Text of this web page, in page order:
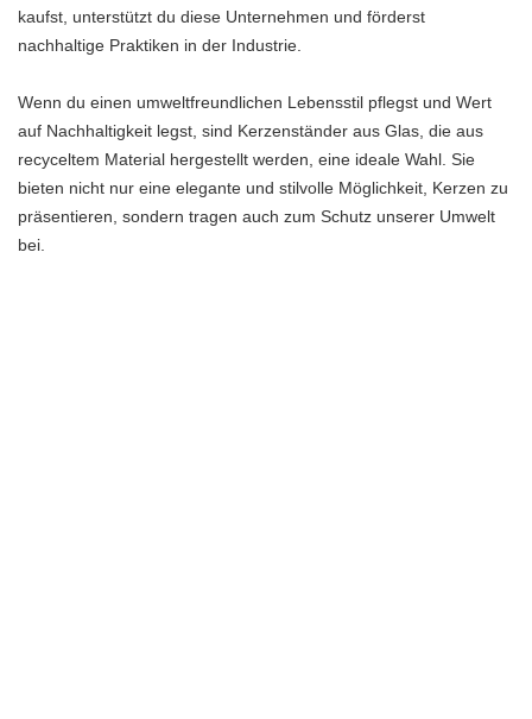
kaufst, unterstützt du diese Unternehmen und förderst
nachhaltige Praktiken in der Industrie.
Wenn du einen umweltfreundlichen Lebensstil pflegst und Wert
auf Nachhaltigkeit legst, sind Kerzenständer aus Glas, die aus
recyceltem Material hergestellt werden, eine ideale Wahl. Sie
bieten nicht nur eine elegante und stilvolle Möglichkeit, Kerzen zu
präsentieren, sondern tragen auch zum Schutz unserer Umwelt
bei.